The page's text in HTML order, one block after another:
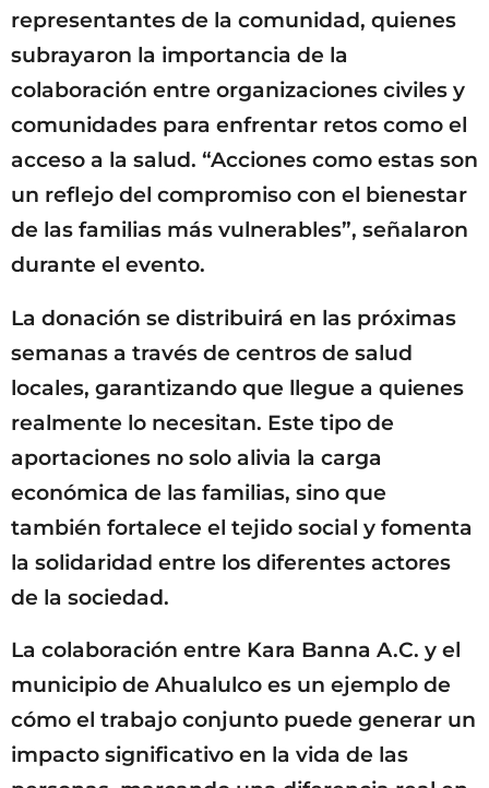
representantes de la comunidad, quienes
subrayaron la importancia de la
colaboración entre organizaciones civiles y
comunidades para enfrentar retos como el
acceso a la salud. “Acciones como estas son
un reflejo del compromiso con el bienestar
de las familias más vulnerables”, señalaron
durante el evento.
La donación se distribuirá en las próximas
semanas a través de centros de salud
locales, garantizando que llegue a quienes
realmente lo necesitan. Este tipo de
aportaciones no solo alivia la carga
económica de las familias, sino que
también fortalece el tejido social y fomenta
la solidaridad entre los diferentes actores
de la sociedad.
La colaboración entre Kara Banna A.C. y el
municipio de Ahualulco es un ejemplo de
cómo el trabajo conjunto puede generar un
impacto significativo en la vida de las